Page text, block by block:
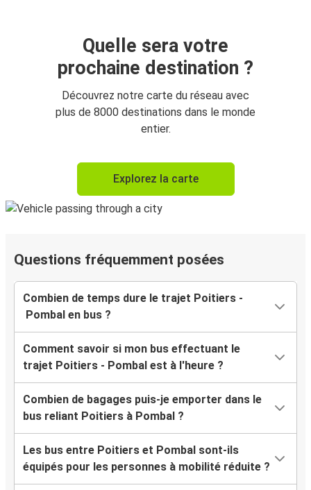
Quelle sera votre
prochaine destination ?
Découvrez notre carte du réseau avec
plus de 8000 destinations dans le monde
entier.
Explorez la carte
Questions fréquemment posées
Combien de temps dure le trajet Poitiers -
Pombal en bus ?
Comment savoir si mon bus effectuant le
trajet Poitiers - Pombal est à l'heure ?
Combien de bagages puis-je emporter dans le
bus reliant Poitiers à Pombal ?
Les bus entre Poitiers et Pombal sont-ils
équipés pour les personnes à mobilité réduite ?